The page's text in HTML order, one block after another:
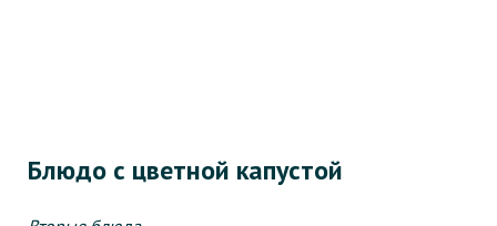
Блюдо с цветной капустой